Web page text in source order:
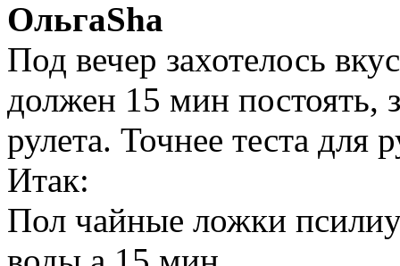
ОльгаSha
Под вечер захотелось
должен 15 мин постоять,
рулета. Точнее теста для
Итак:
Пол чайные ложки